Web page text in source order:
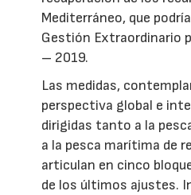
Mediterráneo, que
Gestión Extraordinario
– 2019.
Las medidas,
perspectiva global e
dirigidas tanto a la
a la pesca marítima de
articulan en cinco
de los últimos ajustes.